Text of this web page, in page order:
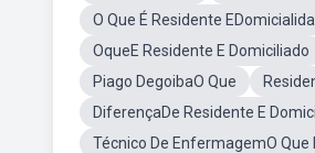
O Que É Residente
OqueE Residente E Domiciliado
Piago DegoibaO Que
DiferençaDe Residente E
Técnico De EnfermagemO Que